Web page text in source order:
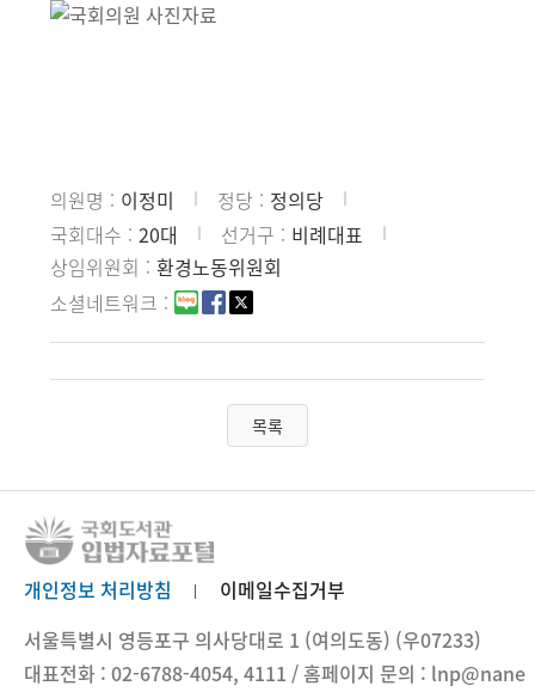
의원명 이정미 정당
정의당
국회대수
20대 선거구
비례대표
상임위원회
환경노동위원회
소셜네트워크
목록
개인정보 처리방침
이메일수집거부
서울특별시 영등포구 의사당대로 1 (여의도동) (우07233)
대표전화 : 02-6788-4054, 4111 / 홈페이지 문의 : lnp@nane